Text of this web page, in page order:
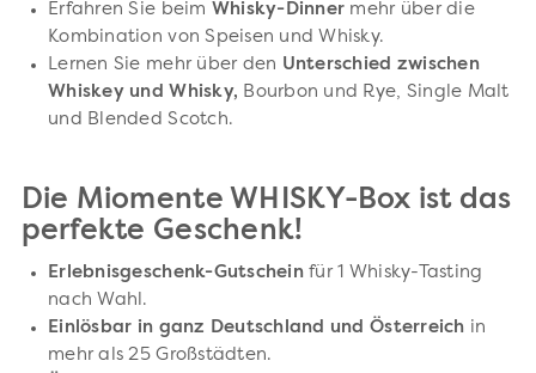
Erfahren Sie beim Whisky-Dinner mehr über die
Kombination von Speisen und Whisky.
Lernen Sie mehr über den Unterschied zwischen
Whiskey und Whisky, Bourbon und Rye, Single Malt
und Blended Scotch.
Die Miomente WHISKY-Box ist das
perfekte Geschenk!
Erlebnisgeschenk-Gutscheinfür 1 Whisky-Tasting
nach Wahl.
Einlösbar in ganz Deutschland und Österreich in
mehr als 25 Großstädten.